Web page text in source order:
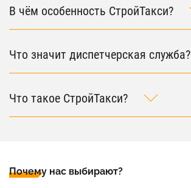
В чём особенность СтройТакси?
Что значит диспетчерская служба?
Что такое СтройТакси?
Почему нас выбирают?